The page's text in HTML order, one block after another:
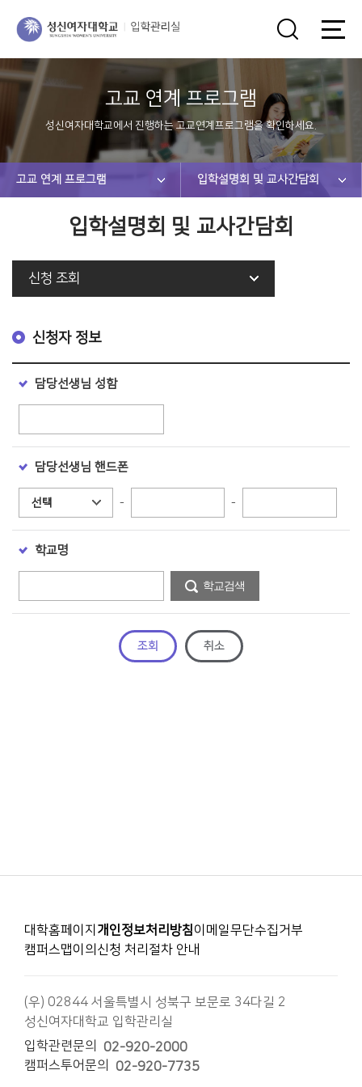
고교 연계 프로그램
성신여자대학교에서 진행하는 고교연계프로그램을 확인하세요.
고교 연계 프로그램 입학설명회 및 교사간담회
입학설명회 및 교사간담회
신청 조회
신청자 정보
담당선생님 성함
담당선생님 핸드폰
- -
학교명
학교검색
조회 취소
대학홈페이지 개인정보처리방침이메일무단수집거부
캠퍼스맵이의신청 처리절차 안내
(우) 02844 서울특별시 성북구 보문로 34다길 2
성신여자대학교 입학관리실
입학관련문의
02-920-2000
캠퍼스투어문의
02-920-7735